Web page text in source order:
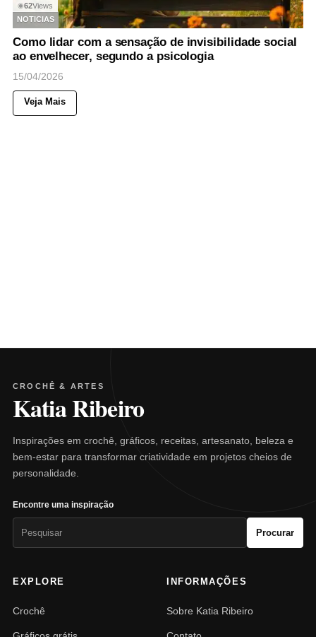
◉62Views
NOTICIAS
Como lidar com a sensação de invisibilidade social
ao envelhecer, segundo a psicologia
15/04/2026
Veja Mais
CROCHÊ & ARTES
Katia Ribeiro
Inspirações em crochê, gráficos, receitas, artesanato, beleza e
bem-estar para transformar criatividade em projetos cheios de
personalidade.
Encontre uma inspiração
Procurar
EXPLORE
Crochê
INFORMAÇÕES
Sobre Katia Ribeiro